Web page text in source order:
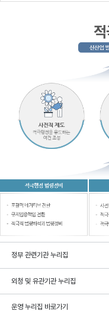
정부 관련기관 누리집
외청 및 유관기관 누리집
운영 누리집 바로가기